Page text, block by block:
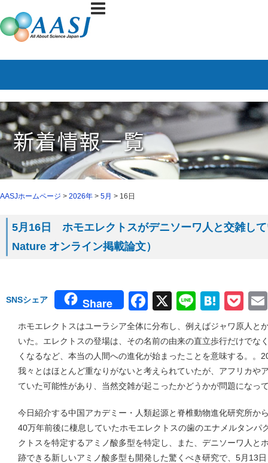
AASJホームページ > 2026年 > 5月 > 16日
5月16日 ホモエレクトスがデニソーワ人と交雑し
Nature オンライン掲載論文）
SNSシェア Share Facebook
X Line
ホモエレクトスはユーラシア全体に分布し、例えばジャワ原人と
いた。エレクトスの登場は、その名前の由来の直立歩行だけでな
くなるなど、本当の人間への進化が始まったことを意味する。。
我々とはほとんど重なりがないと考えられていたが、アフリカや
ていた可能性があり、当然交雑が起こったかどうかが問題になっ
今日紹介する中国アカデミー・人類起源と脊椎動物進化研究所か
40万年前後に棲息していたホモエレクトスの歯のエナメルタンパ
クトスを特定するアミノ酸多型を特定し、また、デニソーワ人と
跡できる新しいアミノ酸多型も開発した驚くべき研究で、5月13